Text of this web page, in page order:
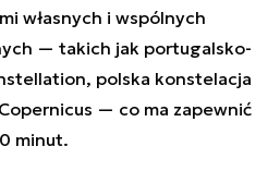
własnych i wspólnych
— takich jak portugalsko-
polska konstelacja
— co ma zapewnić
minut.